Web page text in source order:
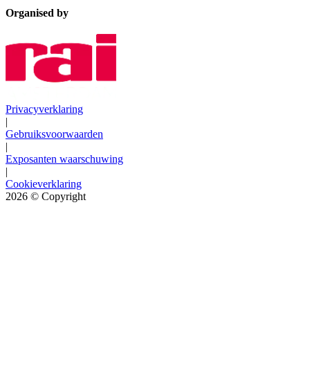
Organised by
Privacyverklaring
|
Gebruiksvoorwaarden
|
Exposanten waarschuwing
|
Cookieverklaring
2026 © Copyright